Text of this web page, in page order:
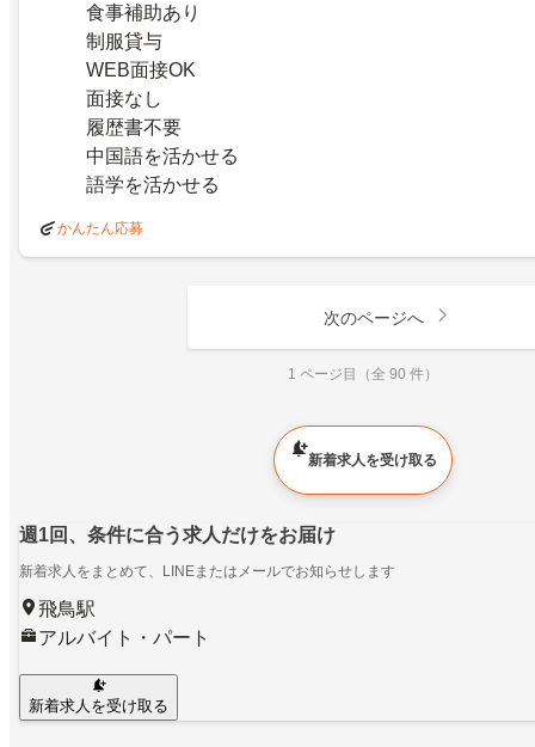
食事補助あり
制服貸与
WEB面接OK
面接なし
履歴書不要
中国語を活かせる
語学を活かせる
かんたん応募
次のページへ
1 ページ目（全 90 件）
新着求人を受け取る
週1回、条件に合う求人だけをお届け
新着求人をまとめて、LINEまたはメールでお知らせします
飛鳥駅
アルバイト・パート
新着求人を受け取る